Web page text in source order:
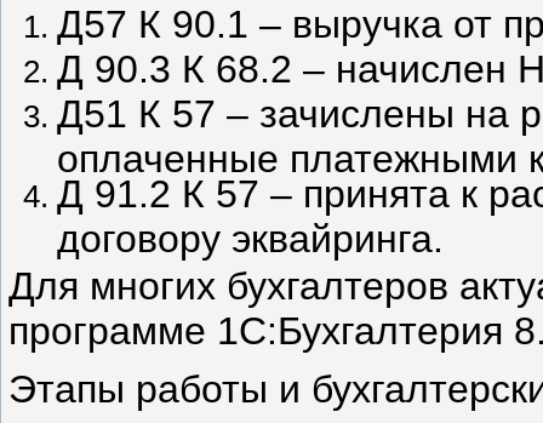
Д57 К 90.1 – выручка от
Д 90.3 К 68.2 – начислен
Д51 К 57 – зачислены на
оплаченные платежными
Д 91.2 К 57 – принята к
договору эквайринга.
Для многих бухгалтеров
программе 1С:Бухгалтерия
Этапы работы и